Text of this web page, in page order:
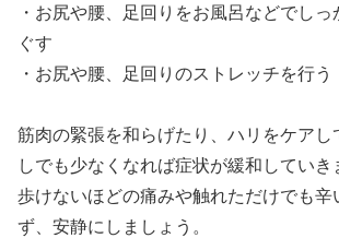
・お尻や腰、足回りをお風呂などでし
ぐす
・お尻や腰、足回りのストレッチを行う
筋肉の緊張を和らげたり、ハリをケアし
しでも少なくなれば症状が緩和していき
歩けないほどの痛みや触れただけでも辛
ず、安静にしましょう。